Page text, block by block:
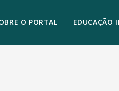
O PORTAL EDUCAÇÃO